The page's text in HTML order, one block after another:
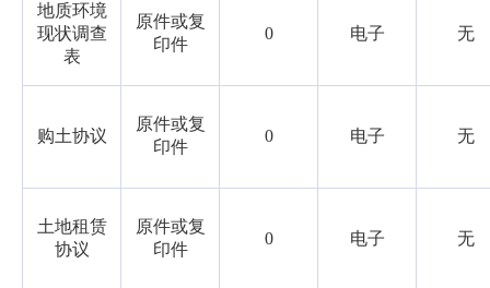
地质环境
现状调查
表
原件或复
印件
0 电子 无
购土协议
原件或复
印件
0 电子 无
土地租赁
协议
原件或复
印件
0 电子 无